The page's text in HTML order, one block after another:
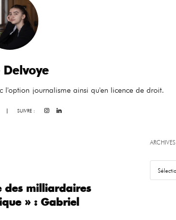
Delvoye
l'option journalisme ainsi qu'en licence de droit.
| SUIVRE :
des milliardaires
» : Gabriel
ARCHIVES